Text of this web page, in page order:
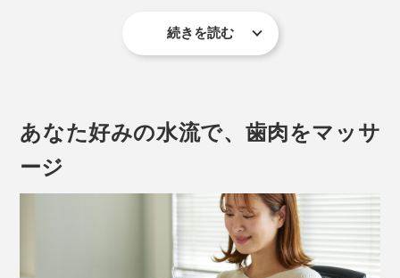
続きを読む
あなた好みの水流で、歯肉をマッサ
ージ